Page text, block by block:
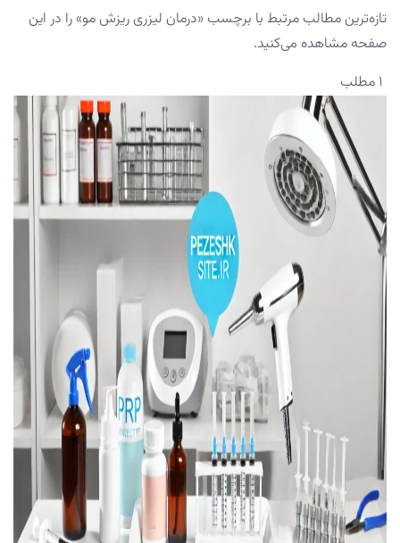
تازه‌ترین مطالب مرتبط با برچسب «درمان لیزری ریزش مو» را در این
صفحه مشاهده می‌کنید.
۱ مطلب